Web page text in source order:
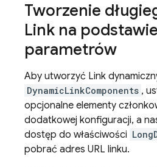
Tworzenie
Link na podstawie
parametrów
Aby utworzyć Link
DynamicLinkComponents ,
opcjonalne elementy
dodatkowej konfiguracji, a
dostęp do właściwości
pobrać adres URL linku.